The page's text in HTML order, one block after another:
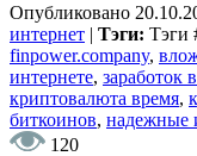
Опубликовано
интернет | Тэги: Тэги
finpower.company,
интернете, заработок
криптовалюта время,
биткоинов, надежные
120